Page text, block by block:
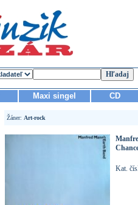
Maxi singel CD
Žáner: Art-rock
Kat.